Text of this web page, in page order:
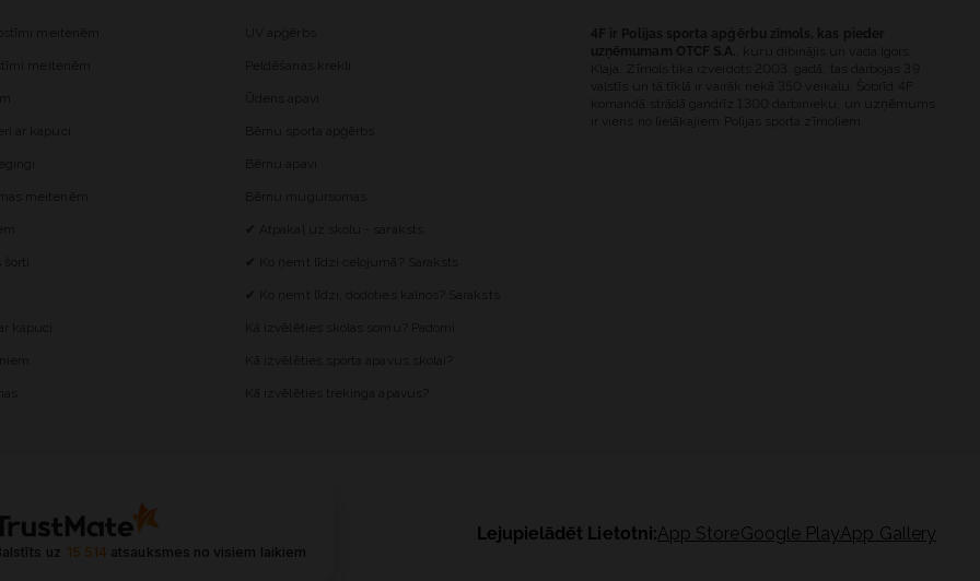
uz 15 514 atsauksmes no visiem laikiem
Lejupielādēt Lietotni:App StoreGoogle PlayApp Gallery